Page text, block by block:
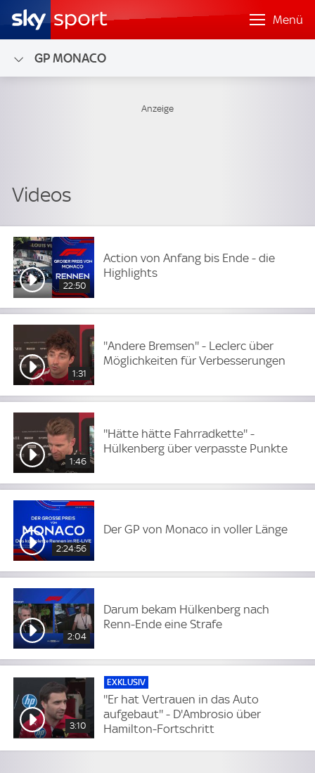
Menü
GP MONACO
22:50
Action von Anfang bis Ende - die
Highlights
1:31
''Andere Bremsen'' - Leclerc über
Möglichkeiten für Verbesserungen
1:46
''Hätte hätte Fahrradkette'' -
Hülkenberg über verpasste Punkte
2:24:56
Der GP von Monaco in voller Länge
2:04
Darum bekam Hülkenberg nach
Renn-Ende eine Strafe
3:10
EXKLUSIV
''Er hat Vertrauen in das Auto
aufgebaut'' - D'Ambrosio über
Hamilton-Fortschritt